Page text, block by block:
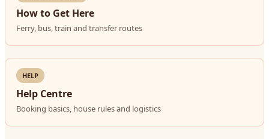
How to Get Here
Ferry, bus, train and transfer routes
HELP
Help Centre
Booking basics, house rules and logistics